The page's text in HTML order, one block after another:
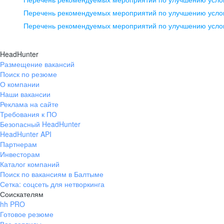
pr@ural.hh.ru
помещение 21
+7 383 207-94-64
pr@nsk.hh.ru
Перечень рекомендуемых мероприятий по улучшению
Перечень рекомендуемых мероприятий по улучшению
HeadHunter
Размещение вакансий
Поиск по резюме
О компании
Наши вакансии
Реклама на сайте
Требования к ПО
Безопасный HeadHunter
HeadHunter API
Партнерам
Инвесторам
Каталог компаний
Поиск по вакансиям в Балтыме
Сетка: соцсеть для нетворкинга
Соискателям
hh PRO
Готовое резюме